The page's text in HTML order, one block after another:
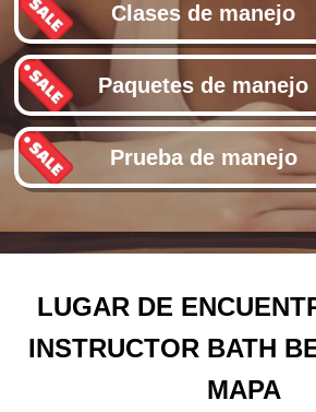
Clases de manejo
Paquetes de manejo
Prueba de manejo
LUGAR DE
INSTRUCTOR BATH
MAPA